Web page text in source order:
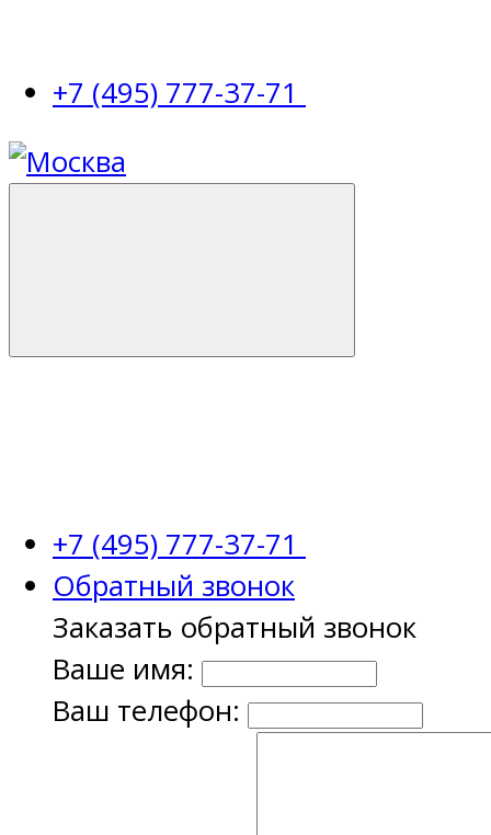
+7 (495) 777-37-71
+7 (495) 777-37-71
Обратный звонок
Заказать обратный звонок
Ваше имя:
Ваш телефон: